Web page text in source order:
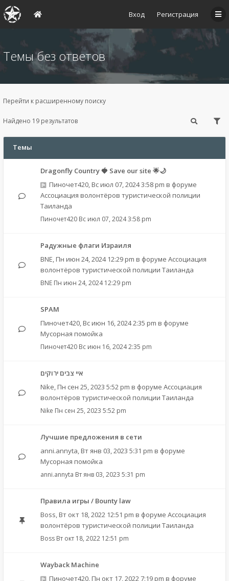
Вход Регистрация
Темы без ответов
Перейти к расширенному поиску
Найдено 19 результатов
Темы
Dragonfly Country 🍓 Save our site 🌟🌙
Пиночет420, Вс июл 07, 2024 3:58 pm в форуме
Ассоциация волонтёров туристической полиции
Таиланда
Пиночет420 Вс июл 07, 2024 3:58 pm
Радужные флаги Израиля
BNE, Пн июн 24, 2024 12:29 pm в форуме Ассоциация
волонтёров туристической полиции Таиланда
BNE Пн июн 24, 2024 12:29 pm
SPAM
Пиночет420, Вс июн 16, 2024 2:35 pm в форуме
Мусорная помойка
Пиночет420 Вс июн 16, 2024 2:35 pm
איי צבים ירוקים
Nike, Пн сен 25, 2023 5:52 pm в форуме Ассоциация
волонтёров туристической полиции Таиланда
Nike Пн сен 25, 2023 5:52 pm
Лучшие предложения в сети
anni.annyta, Вт янв 03, 2023 5:31 pm в форуме
Мусорная помойка
anni.annyta Вт янв 03, 2023 5:31 pm
Правила игры / Bounty law
Boss, Вт окт 18, 2022 12:51 pm в форуме Ассоциация
волонтёров туристической полиции Таиланда
Boss Вт окт 18, 2022 12:51 pm
Wayback Machine
Пиночет420, Пн окт 17, 2022 7:19 pm в форуме